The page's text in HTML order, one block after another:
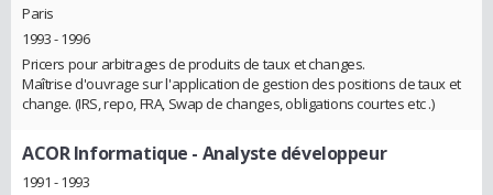
Paris
1993 - 1996
Pricers pour arbitrages de produits de taux et changes.
Maîtrise d'ouvrage sur l'application de gestion des positions de taux et
change. (IRS, repo, FRA, Swap de changes, obligations courtes etc .)
ACOR Informatique - Analyste développeur
1991 - 1993